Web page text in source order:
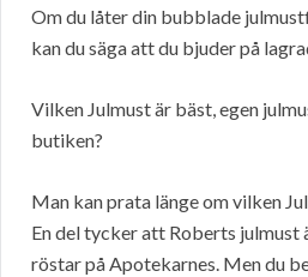
Om du låter din bubblade
kan du säga att du bjuder på
Vilken Julmust är bäst, egen
butiken?
Man kan prata länge om vilken
En del tycker att Roberts julmust
röstar på Apotekarnes. Men du